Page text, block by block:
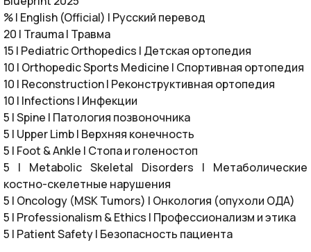
% | English (Official) | Русский перевод
20 | Trauma | Травма
15 | Pediatric Orthopedics | Детская ортопедия
10 | Orthopedic Sports Medicine | Спортивная ортопедия
10 | Reconstruction | Реконструктивная ортопедия
10 | Infections | Инфекции
5 | Spine | Патология позвоночника
5 | Upper Limb | Верхняя конечность
5 | Foot & Ankle | Стопа и голеностоп
5 | Metabolic Skeletal Disorders | Метаболические
костно-скелетные нарушения
5 | Oncology (MSK Tumors) | Онкология (опухоли ОДА)
5 | Professionalism & Ethics | Профессионализм и этика
5 | Patient Safety | Безопасность пациента